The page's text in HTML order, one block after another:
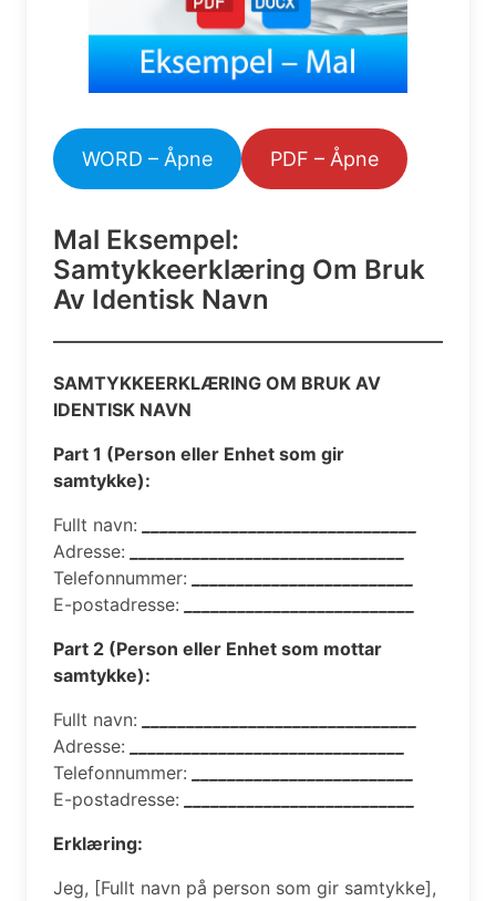
WORD – Åpne PDF – Åpne
Mal Eksempel:
Samtykkeerklæring Om Bruk
Av Identisk Navn
SAMTYKKEERKLÆRING OM BRUK AV
IDENTISK NAVN
Part 1 (Person eller Enhet som gir
samtykke):
Fullt navn:
Adresse:
Telefonnummer:
E-postadresse:
Part 2 (Person eller Enhet som mottar
samtykke):
Fullt navn:
Adresse:
Telefonnummer:
E-postadresse:
Erklæring:
Jeg, [Fullt navn på person som gir samtykke],